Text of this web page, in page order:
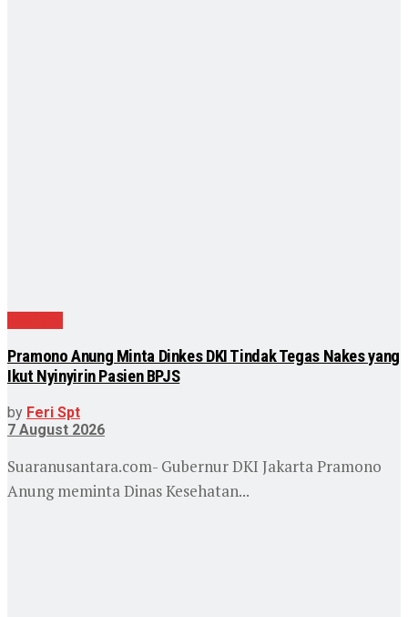
Pramono Anung Minta Dinkes DKI Tindak Tegas Nakes yang
Ikut Nyinyirin Pasien BPJS
by Feri Spt
7 August 2026
Suaranusantara.com- Gubernur DKI Jakarta Pramono
Anung meminta Dinas Kesehatan...